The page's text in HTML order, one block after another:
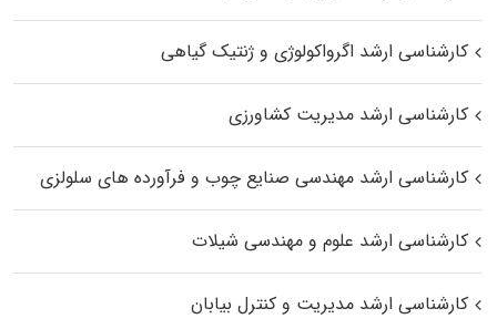
کارشناسی ارشد اگرواکولوژی و ژنتیک گیاهی
کارشناسی ارشد مدیریت کشاورزی
کارشناسی ارشد مهندسی صنایع چوب و فرآورده‌ های سلولزی
کارشناسی ارشد علوم و مهندسی شیلات
کارشناسی ارشد مدیریت و کنترل بیابان